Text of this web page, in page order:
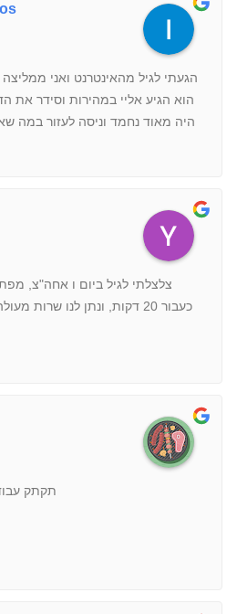
הגעתי לגיל מהאינטרנט ואני
הוא הגיע אליי במהירות וסידר את
היה מאוד נחמד וניסה לעזור במה
צלצלתי לגיל ביום ו אחה"צ,
כעבור 20 דקות, ונתן לנו שרות
תקתק